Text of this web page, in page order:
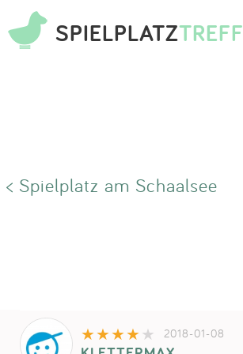
SPIELPLATZTREFF
< Spielplatz am Schaalsee
2018-01-08